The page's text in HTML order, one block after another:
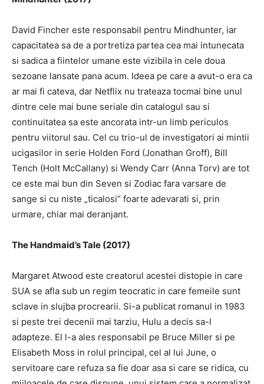
David Fincher este responsabil pentru Mindhunter, iar
capacitatea sa de a portretiza partea cea mai intunecata
si sadica a fiintelor umane este vizibila in cele doua
sezoane lansate pana acum. Ideea pe care a avut-o era ca
ar mai fi cateva, dar Netflix nu trateaza tocmai bine unul
dintre cele mai bune seriale din catalogul sau si
continuitatea sa este ancorata intr-un limb periculos
pentru viitorul sau. Cel cu trio-ul de investigatori ai mintii
ucigasilor in serie Holden Ford (Jonathan Groff), Bill
Tench (Holt McCallany) si Wendy Carr (Anna Torv) are tot
ce este mai bun din Seven si Zodiac fara varsare de
sange si cu niste „ticalosi” foarte adevarati si, prin
urmare, chiar mai deranjant.
The Handmaid’s Tale (2017)
Margaret Atwood este creatorul acestei distopie in care
SUA se afla sub un regim teocratic in care femeile sunt
sclave in slujba procrearii. Si-a publicat romanul in 1983
si peste trei decenii mai tarziu, Hulu a decis sa-l
adapteze. El l-a ales responsabil pe Bruce Miller si pe
Elisabeth Moss in rolul principal, cel al lui June, o
servitoare care refuza sa fie doar asa si care se ridica, cu